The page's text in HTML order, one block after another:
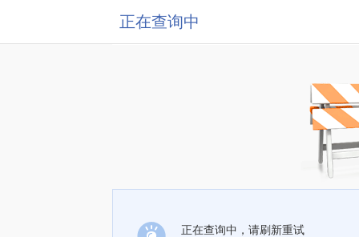
正在查询中
正在查询中，请刷新重试